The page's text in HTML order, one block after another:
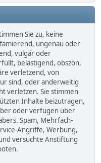
Sie zu, keine
ungenau oder
vulgär oder
belästigend, obszön,
verletzend, von
sind, oder anderweitig
verletzen. Sie stimmen
Inhalte beizutragen,
oder verfügen über
Spam, Mehrfach-
Angriffe, Werbung,
versuchte Anstiftung